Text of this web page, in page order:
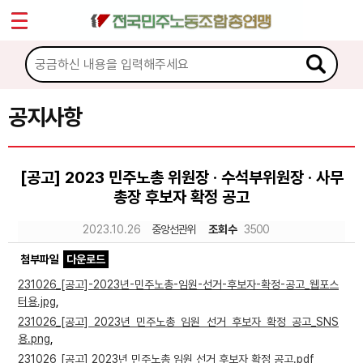
공지사항
[공고] 2023 민주노총 위원장 · 수석부위원장 · 사무
총장 후보자 확정 공고
2023.10.26 중앙선관위 조회수 3500
첨부파일
다운로드
231026_[공고]-2023년-민주노총-임원-선거-후보자-확정-공고_웹포스
터용.jpg
231026_[공고] 2023년 민주노총 임원 선거 후보자 확정 공고_SNS
용.png
231026_[공고] 2023년 민주노총 임원 선거 후보자 확정 공고.pdf
마이페이지
소개
소식
공지사항
성명·보도
노동상담
자료
부설기관
Sketchbook5, 스케치북5
Sketchbook5, 스케치북5